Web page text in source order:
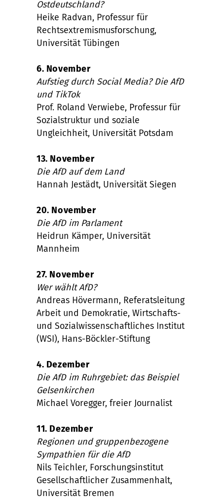
Ostdeutschland?
Heike Radvan, Professur für
Rechtsextremismusforschung,
Universität Tübingen
6. November
Aufstieg durch Social Media? Die AfD
und TikTok
Prof. Roland Verwiebe, Professur für
Sozialstruktur und soziale
Ungleichheit, Universität Potsdam
13. November
Die AfD auf dem Land
Hannah Jestädt, Universität Siegen
20. November
Die AfD im Parlament
Heidrun Kämper, Universität
Mannheim
27. November
Wer wählt AfD?
Andreas Hövermann, Referatsleitung
Arbeit und Demokratie, Wirtschafts-
und Sozialwissenschaftliches Institut
(WSI), Hans-Böckler-Stiftung
4. Dezember
Die AfD im Ruhrgebiet: das Beispiel
Gelsenkirchen
Michael Voregger, freier Journalist
11. Dezember
Regionen und gruppenbezogene
Sympathien für die AfD
Nils Teichler, Forschungsinstitut
Gesellschaftlicher Zusammenhalt,
Universität Bremen